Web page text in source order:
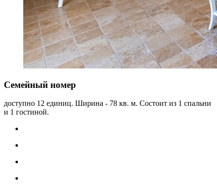
Семейный номер
доступно 12 единиц. Ширина - 78 кв. м. Состоит из 1 спальни
и 1 гостиной.